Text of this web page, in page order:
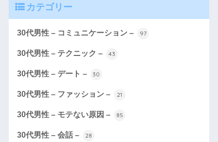
カテゴリー
30代男性 – コミュニケーション – 97
30代男性 – テクニック – 43
30代男性 – デート – 30
30代男性 – ファッション – 21
30代男性 – モテない原因 – 85
30代男性 – 会話 – 28